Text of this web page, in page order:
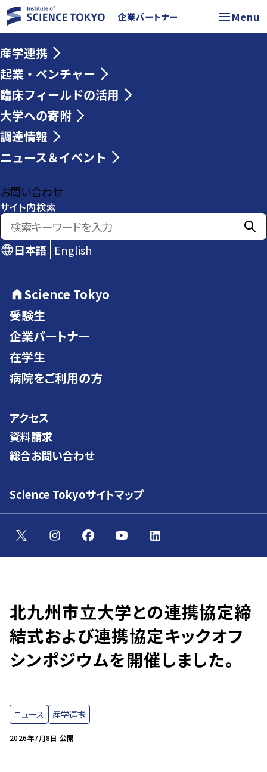
企業パートナー Menu
産学連携
起業・ベンチャー
臨床フィールドの活用
大学への寄附
調達情報
ニュース＆イベント
お問い合わせ
サイト内検索
日本語 English
Science Tokyo
受験生
企業パートナー
在学生
病院をご利用の方
アクセス
資料請求
総合お問い合わせ
Science Tokyoサイトマップ
北九州市立大学との連携協定締
結式および連携協定キックオフ
シンポジウムを開催しました。
2026年7月8日 公開
ニュース 産学連携